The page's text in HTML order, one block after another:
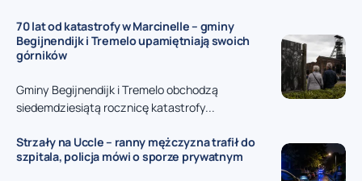
70 lat od katastrofy w Marcinelle – gminy
Begijnendijk i Tremelo upamiętniają swoich
górników
Gminy Begijnendijk i Tremelo obchodzą
siedemdziesiątą rocznicę katastrofy...
Strzały na Uccle – ranny mężczyzna trafił do
szpitala, policja mówi o sporze prywatnym